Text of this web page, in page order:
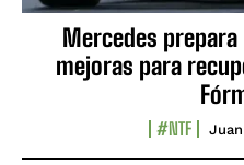
Mercedes
mejoras para
#NTF